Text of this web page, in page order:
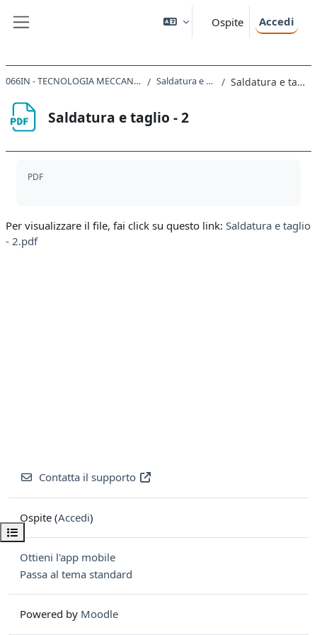
Ospite Accedi
Apri indice del corso
066IN - TECNOLOGIA MECCANICA 2019 Saldatura e taglio Saldatura e taglio - 2
Saldatura e taglio - 2
PDF
Per visualizzare il file, fai click su questo link: Saldatura e taglio
- 2.pdf
Contatta il supporto
Ospite (Accedi)
Ottieni l'app mobile
Passa al tema standard
Powered by Moodle